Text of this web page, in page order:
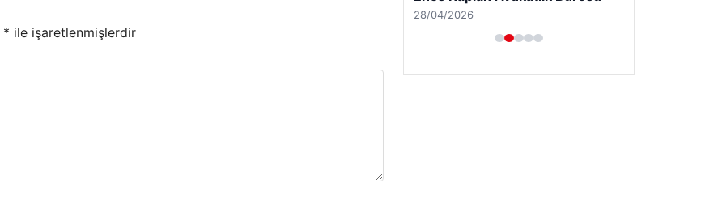
* ile işaretlenmişlerdir
28/04/2026